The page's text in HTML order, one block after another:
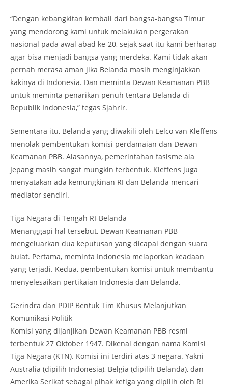
“Dengan kebangkitan kembali dari bangsa-bangsa Timur
yang mendorong kami untuk melakukan pergerakan
nasional pada awal abad ke-20, sejak saat itu kami berharap
agar bisa menjadi bangsa yang merdeka. Kami tidak akan
pernah merasa aman jika Belanda masih menginjakkan
kakinya di Indonesia. Dan meminta Dewan Keamanan PBB
untuk meminta penarikan penuh tentara Belanda di
Republik Indonesia,” tegas Sjahrir.
Sementara itu, Belanda yang diwakili oleh Eelco van Kleffens
menolak pembentukan komisi perdamaian dan Dewan
Keamanan PBB. Alasannya, pemerintahan fasisme ala
Jepang masih sangat mungkin terbentuk. Kleffens juga
menyatakan ada kemungkinan RI dan Belanda mencari
mediator sendiri.
Tiga Negara di Tengah RI-Belanda
Menanggapi hal tersebut, Dewan Keamanan PBB
mengeluarkan dua keputusan yang dicapai dengan suara
bulat. Pertama, meminta Indonesia melaporkan keadaan
yang terjadi. Kedua, pembentukan komisi untuk membantu
menyelesaikan pertikaian Indonesia dan Belanda.
Gerindra dan PDIP Bentuk Tim Khusus Melanjutkan
Komunikasi Politik
Komisi yang dijanjikan Dewan Keamanan PBB resmi
terbentuk 27 Oktober 1947. Dikenal dengan nama Komisi
Tiga Negara (KTN). Komisi ini terdiri atas 3 negara. Yakni
Australia (dipilih Indonesia), Belgia (dipilih Belanda), dan
Amerika Serikat sebagai pihak ketiga yang dipilih oleh RI